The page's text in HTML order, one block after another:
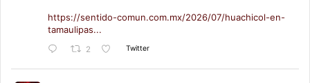
https://sentido-comun.com.mx/2026/07/huachicol-en-
tamaulipas...
2 Twitter